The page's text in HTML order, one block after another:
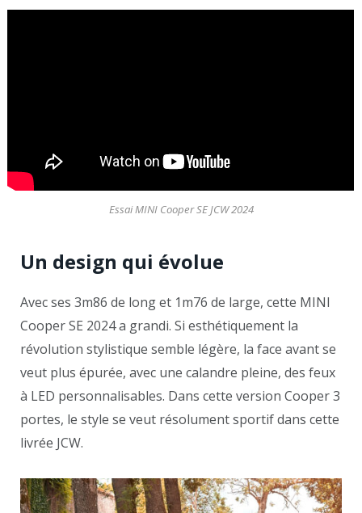
Essai MINI Cooper SE JCW 2024
Un design qui évolue
Avec ses 3m86 de long et 1m76 de large, cette MINI
Cooper SE 2024 a grandi. Si esthétiquement la
révolution stylistique semble légère, la face avant se
veut plus épurée, avec une calandre pleine, des feux
à LED personnalisables. Dans cette version Cooper 3
portes, le style se veut résolument sportif dans cette
livrée JCW.